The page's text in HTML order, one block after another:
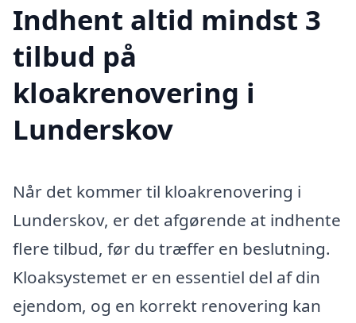
Indhent altid mindst 3
tilbud på
kloakrenovering i
Lunderskov
Når det kommer til kloakrenovering i
Lunderskov, er det afgørende at indhente
flere tilbud, før du træffer en beslutning.
Kloaksystemet er en essentiel del af din
ejendom, og en korrekt renovering kan